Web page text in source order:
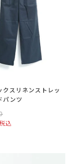
クスリネンストレッ
パンツ
込